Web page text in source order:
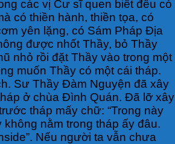
các vị Cư sĩ quen biết đều có
có thiền hành, thiền tọa, có
yên lặng, có Sám Pháp Địa
được nhốt Thầy, bỏ Thầy
nhỏ rồi đặt Thầy vào trong một
muốn Thầy có một cái tháp.
Sư Thầy Đàm Nguyện đã xây
ở chùa Đình Quán. Đã lỡ xây
tháp mấy chữ: “Trong này
không nằm trong tháp ấy đâu.
Nếu người ta vẫn chưa